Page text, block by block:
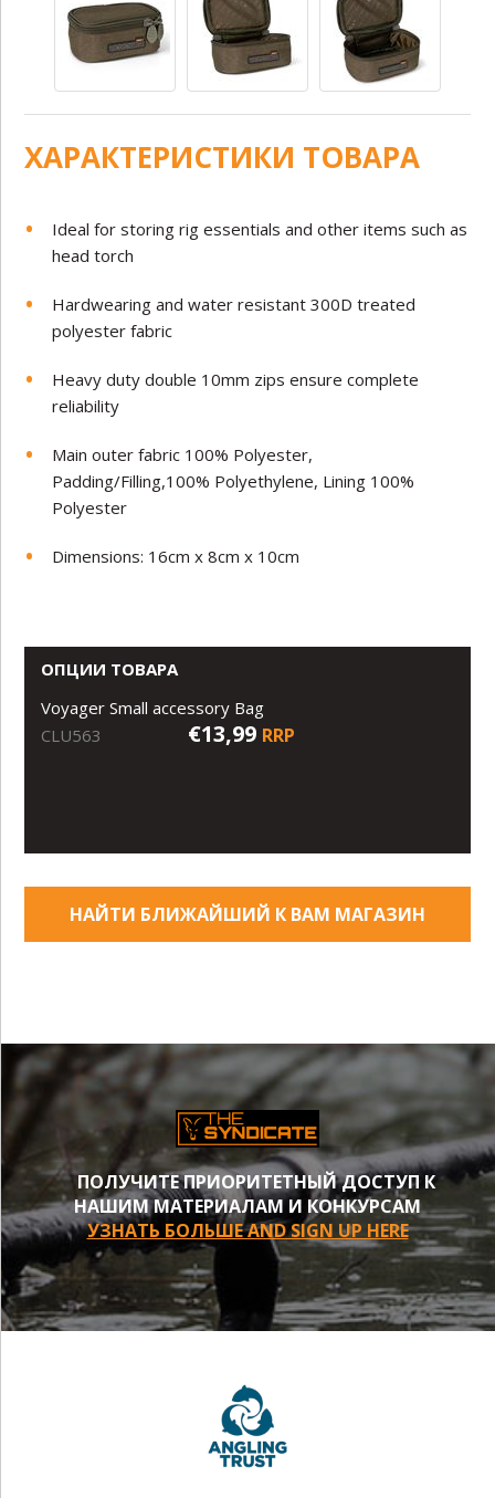
ХАРАКТЕРИСТИКИ ТОВАРА
Ideal for storing rig essentials and other items such as
head torch
Hardwearing and water resistant 300D treated
polyester fabric
Heavy duty double 10mm zips ensure complete
reliability
Main outer fabric 100% Polyester,
Padding/Filling,100% Polyethylene, Lining 100%
Polyester
Dimensions: 16cm x 8cm x 10cm
ОПЦИИ ТОВАРА
Voyager Small accessory Bag
CLU563
€13,99 RRP
НАЙТИ БЛИЖАЙШИЙ К ВАМ МАГАЗИН
ПОЛУЧИТЕ ПРИОРИТЕТНЫЙ ДОСТУП К
НАШИМ МАТЕРИАЛАМ И КОНКУРСАМ
УЗНАТЬ БОЛЬШЕ AND SIGN UP HERE